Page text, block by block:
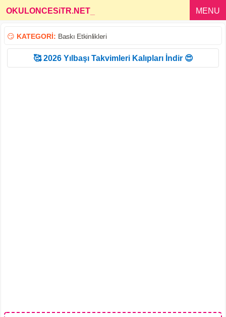
OKULONCESiTR.NET MENU
😏 KATEGORİ: Baskı Etkinlikleri
🥰 2026 Yılbaşı Takvimleri Kalıpları İndir 😍